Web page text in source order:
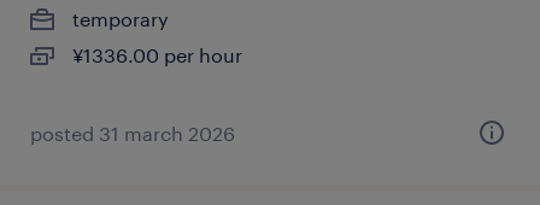
temporary
¥1336.00 per hour
posted 31 march 2026